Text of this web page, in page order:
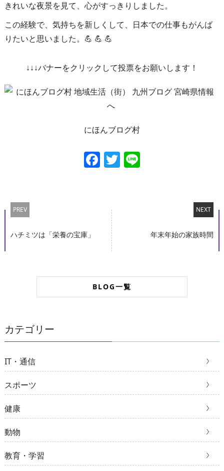
きれいな夜景を見て、心がすっきりしました。
この経験で、気持ちを新しくして、日本での仕事もがんば
りたいと思いました。💪 💪 💪
↓↓↓バナーをクリックして投票をお願いします！
にほんブログ村
Facebook
Twitter
Line
PREV
ハチミツは「栄養の宝庫」
NEXT
年末年始の家族時間
BLOG一覧
カテゴリー
IT・通信
スポーツ
健康
動物
教育・学習